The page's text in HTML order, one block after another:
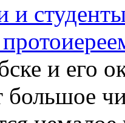
и
и его
большое